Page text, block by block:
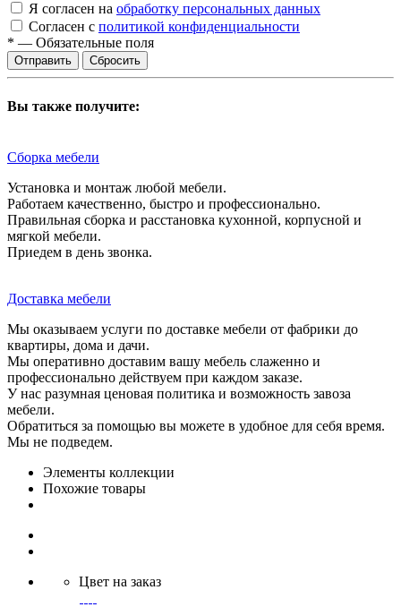
Я согласен на обработку персональных данных
Согласен с политикой конфиденциальности
* — Обязательные поля
Сбросить
Вы также получите:
Сборка мебели
Установка и монтаж любой мебели.
Работаем качественно, быстро и профессионально.
Правильная сборка и расстановка кухонной, корпусной и
мягкой мебели.
Приедем в день звонка.
Доставка мебели
Мы оказываем услуги по доставке мебели от фабрики до
квартиры, дома и дачи.
Мы оперативно доставим вашу мебель слаженно и
профессионально действуем при каждом заказе.
У нас разумная ценовая политика и возможность завоза
мебели.
Обратиться за помощью вы можете в удобное для себя время.
Мы не подведем.
Элементы коллекции
Похожие товары
Цвет на заказ